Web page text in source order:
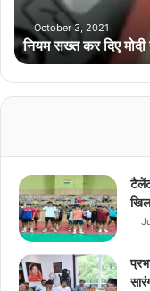
दि
ए
मो
दी
स
.
मो
बा
इ
S
October 3, 2021
नियम सख्‍त कर दिए